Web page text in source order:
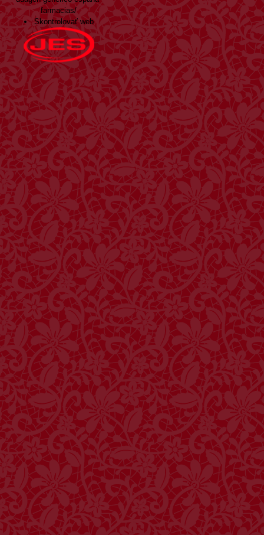
farmacias/
Skontrolovať web